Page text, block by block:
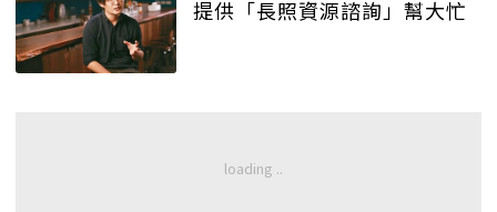
提供「長照資源諮詢」幫大忙